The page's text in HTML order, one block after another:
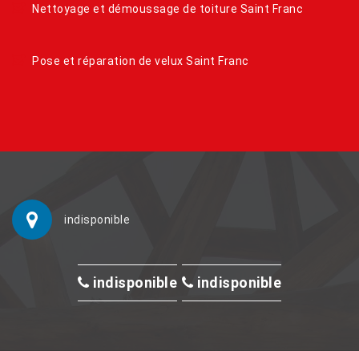
Nettoyage et démoussage de toiture Saint Franc
Pose et réparation de velux Saint Franc
indisponible
indisponible indisponible